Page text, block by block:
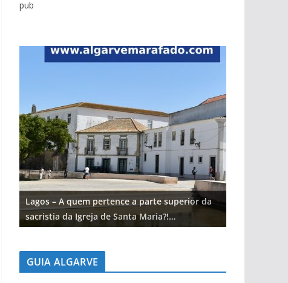
pub
Lagos – A quem pertence a parte superior da
sacristia da Igreja de Santa Maria?!…
GUIA ALGARVE